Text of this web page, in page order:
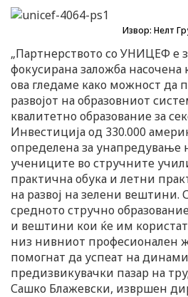
Извор: Нелт
„Партнерството со УНИЦЕФ е
фокусирана заложба насочена
ова гледаме како можност да
развојот на образовниот
квалитетно образование за
Инвестиција од 330.000
определена за унапредување
учениците во стручните
практична обука и летни
на развој на зелени вештини.
средното стручно
и вештини кои ќе им
низ нивниот професионален
помогнат да успеат на
предизвикувачки пазар на
Сашко Блажевски, извршен